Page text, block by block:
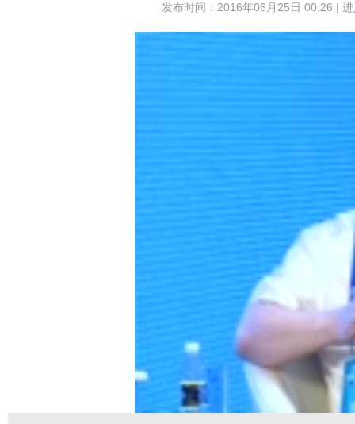
发布时间：2016年06月25日 00:26 |